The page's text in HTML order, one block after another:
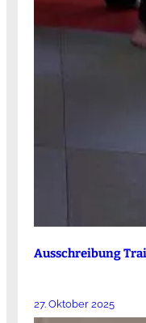
Ausschreibung
27. Oktober 2025